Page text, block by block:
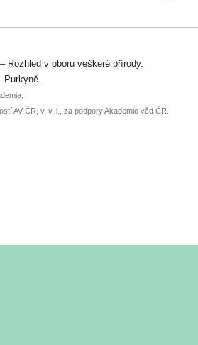
do 6. září.
přednášky nebo
Rozhled v oboru veškeré přírody.
Purkyně.
AV ČR, v. v. i., za podpory Akademie věd ČR.